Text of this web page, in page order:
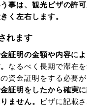
事は、観光ビザの許
く左右します。
れます
証明の金額や内容に
なるべく長期で滞在を
資金証明をする必要
証明をしたから確実
ません。
ビザに記載